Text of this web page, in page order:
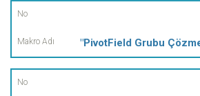
"PivotField Grubu